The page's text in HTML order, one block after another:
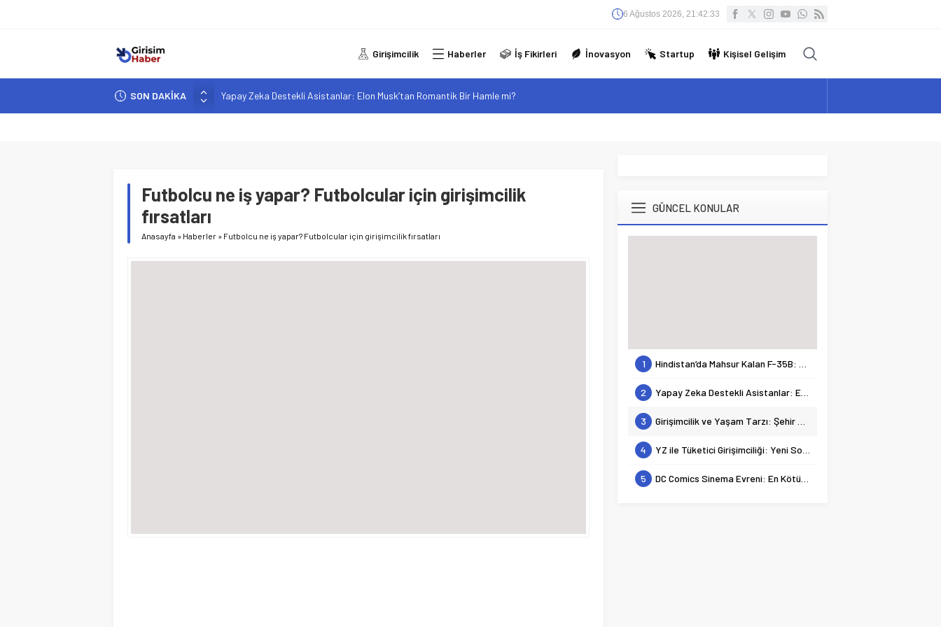
6 Ağustos 2026, 21:42:34
Girişimcilik Haberler İş Fikirleri İnovasyon Startup Kişisel Gelişim
SON DAKİKA
Yapay Zeka Destekli Asistanlar: Elon Musk’tan Romantik Bir Hamle mi?
Girişimcilik ve Yaşam Tarzı: Şehir Değişiminin Nedenleri ve Etkileri
Futbolcu ne iş yapar? Futbolcular için girişimcilik
fırsatları
Anasayfa » Haberler » Futbolcu ne iş yapar? Futbolcular için girişimcilik fırsatları
GÜNCEL KONULAR
1 Hindistan’da Mahsur Kalan F-35B: Jeopolitik Sonuçları
2 Yapay Zeka Destekli Asistanlar: Elon Musk’tan Romantik Bir Hamle mi?
3 Girişimcilik ve Yaşam Tarzı: Şehir Değişiminin Nedenleri ve Etkileri
4 YZ ile Tüketici Girişimciliği: Yeni Sosyal Bağlantılar
5 DC Comics Sinema Evreni: En Kötülerden En İyilerine Bir Bakış